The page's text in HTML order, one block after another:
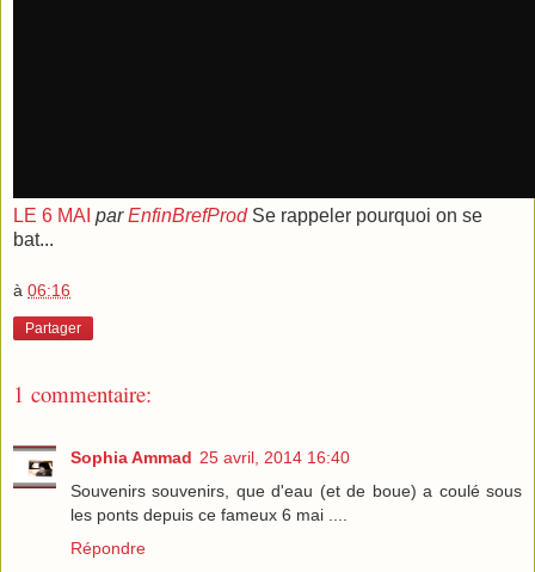
LE 6 MAI parEnfinBrefProdSe rappeler pourquoi on se
bat...
à 06:16
Partager
1 commentaire:
Sophia Ammad 25 avril, 2014 16:40
Souvenirs souvenirs, que d'eau (et de boue) a coulé sous
les ponts depuis ce fameux 6 mai ....
Répondre